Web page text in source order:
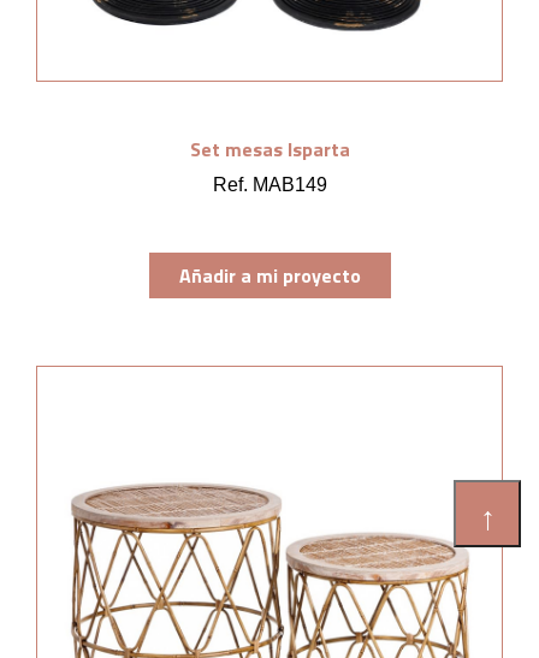
Set mesas Isparta
Ref. MAB149
Añadir a mi proyecto
↑